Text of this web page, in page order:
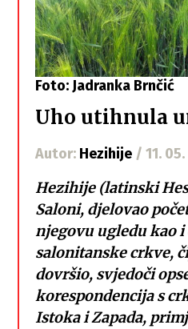
Foto: Jadranka Brnčić
Uho utihnula
Autor: Hezihije / 11.
Hezihije (latinski
Saloni, djelovao
njegovu ugledu kao
salonitanske crkve,
dovršio, svjedoči
korespondencija s
Istoka i Zapada,